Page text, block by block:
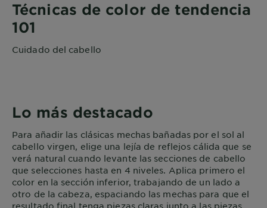
Técnicas de color de tendencia
101
Cuidado del cabello
Lo más destacado
Para añadir las clásicas mechas bañadas por el sol al
cabello virgen, elige una lejía de reflejos cálida que se
verá natural cuando levante las secciones de cabello
que selecciones hasta en 4 niveles. Aplica primero el
color en la sección inferior, trabajando de un lado a
otro de la cabeza, espaciando las mechas para que el
resultado final tenga piezas claras junto a las piezas